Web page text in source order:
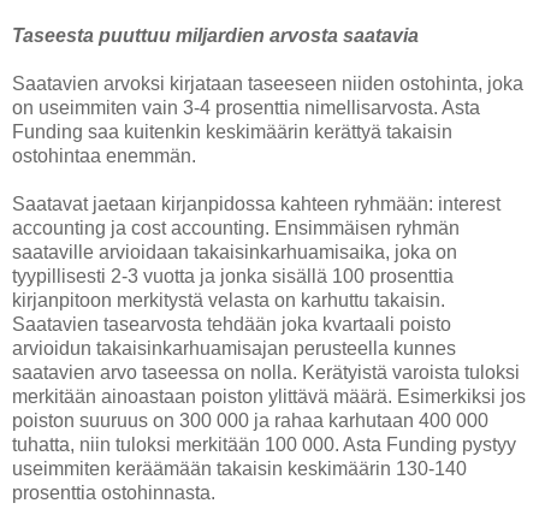
Taseesta puuttuu miljardien arvosta saatavia
Saatavien arvoksi kirjataan taseeseen niiden ostohinta, joka
on useimmiten vain 3-4 prosenttia nimellisarvosta. Asta
Funding saa kuitenkin keskimäärin kerättyä takaisin
ostohintaa enemmän.
Saatavat jaetaan kirjanpidossa kahteen ryhmään: interest
accounting ja cost accounting. Ensimmäisen ryhmän
saataville arvioidaan takaisinkarhuamisaika, joka on
tyypillisesti 2-3 vuotta ja jonka sisällä 100 prosenttia
kirjanpitoon merkitystä velasta on karhuttu takaisin.
Saatavien tasearvosta tehdään joka kvartaali poisto
arvioidun takaisinkarhuamisajan perusteella kunnes
saatavien arvo taseessa on nolla. Kerätyistä varoista tuloksi
merkitään ainoastaan poiston ylittävä määrä. Esimerkiksi jos
poiston suuruus on 300 000 ja rahaa karhutaan 400 000
tuhatta, niin tuloksi merkitään 100 000. Asta Funding pystyy
useimmiten keräämään takaisin keskimäärin 130-140
prosenttia ostohinnasta.